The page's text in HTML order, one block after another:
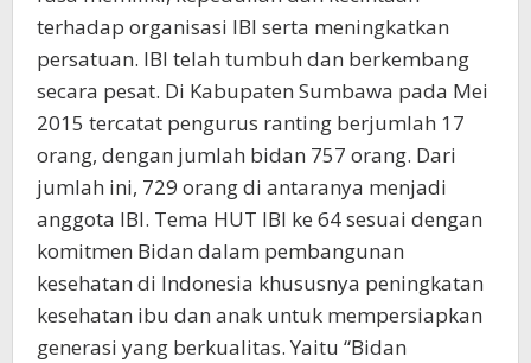
terhadap organisasi IBI serta meningkatkan
persatuan. IBI telah tumbuh dan berkembang
secara pesat. Di Kabupaten Sumbawa pada Mei
2015 tercatat pengurus ranting berjumlah 17
orang, dengan jumlah bidan 757 orang. Dari
jumlah ini, 729 orang di antaranya menjadi
anggota IBI. Tema HUT IBI ke 64 sesuai dengan
komitmen Bidan dalam pembangunan
kesehatan di Indonesia khususnya peningkatan
kesehatan ibu dan anak untuk mempersiapkan
generasi yang berkualitas. Yaitu “Bidan